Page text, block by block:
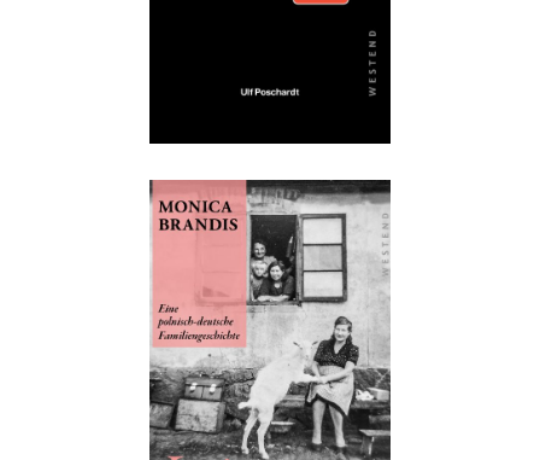
32,00 €
25,99 €
Details